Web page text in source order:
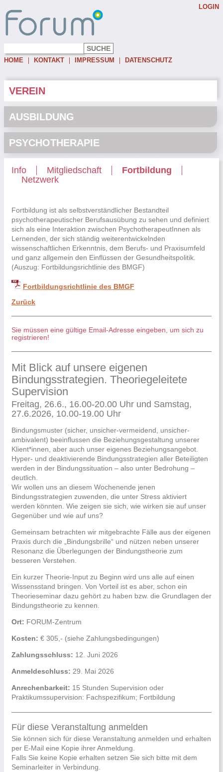
HOME KONTAKT IMPRESSUM DATENSCHUTZ
LOGIN
Password:
VEREIN
AUSBILDUNG
PSYCHOTHERAPIE
Info Mitgliedschaft
Fortbildung
Netzwerk
Fortbildung ist als selbstverständlicher Bestandteil
psychotherapeutischer Berufsausübung zu sehen und definiert
sich als eine Interaktion zwischen PsychotherapeutInnen als
Lernenden, der sich ständig weiterentwickelnden
wissenschaftlichen Erkenntnis, dem Berufs- und Praxisumfeld
und ganz allgemein den Einflüssen der Gesundheitspolitik.
(Auszug: Fortbildungsrichtlinie des BMGF)
Fortbildungsrichtlinie des BMGF
Zurück
Sie müssen eine gültige Email-Adresse eingeben, um sich zu
registrieren!
Mit Blick auf unsere eigenen
Bindungsstrategien. Theoriegeleitete
Supervision
Freitag, 26.6., 16.00-20.00 Uhr und Samstag,
27.6.2026, 10.00-19.00 Uhr
Bindungsmuster (sicher, unsicher-vermeidend, unsicher-
ambivalent) beeinflussen die Beziehungsgestaltung unserer
Klient*innen, aber auch unser eigenes Beziehungsangebot.
Hyper- und deaktivierende Bindungsstrategien aller Beteiligten
werden in der Bindungssituation – also unter Bedrohung –
deutlich.
Wir wollen uns an diesem Wochenende jenen
Bindungsstrategien zuwenden, die unter Stress aktiviert
werden könnten. Wie zeigen sie sich, wie wirken sie auf unser
Gegenüber und wie auf uns?
Gemeinsam betrachten wir mitgebrachte Fälle aus der eigenen
Praxis durch die „Bindungsbrille“ und nützen neben unserer
Resonanz die Überlegungen der Bindungstheorie zum
besseren Verstehen.
Ein kurzer Theorie-Input zu Beginn wird uns alle auf einen
Wissensstand bringen. Von Vorteil ist es aber, schon ein
Theorieseminar dazu gehört zu haben bzw. die Grundlagen der
Bindungstheorie zu kennen.
Ort: FORUM-Zentrum
Kosten: € 305,- (siehe Zahlungsbedingungen)
Zahlungsschluss: 12. Juni 2026
Anmeldeschluss: 29. Mai 2026
Anrechenbarkeit: 15 Stunden Supervision oder
Praktikumssupervision: Fachspezifikum; Fortbildung
Für diese Veranstaltung anmelden
Sie können sich für diese Veranstaltung anmelden und erhalten
per E-Mail eine Kopie ihrer Anmeldung.
Falls Sie keine Kopie erhalten setzen Sie sich bitte mit dem
Seminarleiter in Verbindung.